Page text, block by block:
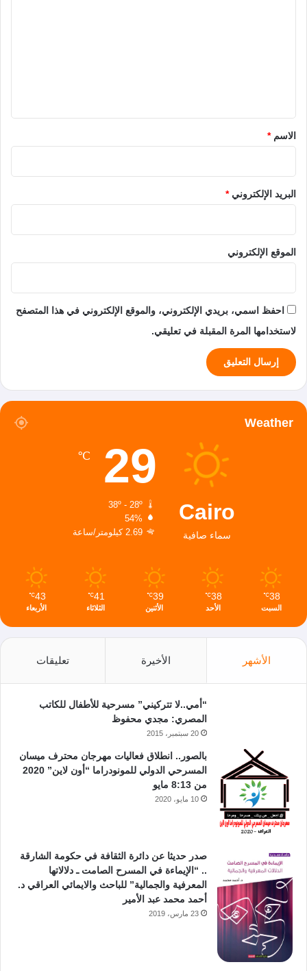
*الاسم*
البريد الإلكتروني*
الموقع الإلكتروني
احفظ اسمي، بريدي الإلكتروني، والموقع الإلكتروني في هذا المتصفح
لاستخدامها المرة المقبلة في تعليقي.
Weather
Cairo
سماء صافية
29
℃
38º - 28º
54%
2.69 كيلومتر/ساعة
38
℃
السبت
38
℃
الأحد
39
℃
الأثنين
41
℃
الثلاثاء
43
℃
الأربعاء
الأشهر الأخيرة تعليقات
“أمي..لا تتركيني” مسرحية للأطفال للكاتب
المصري: مجدي محفوظ
20 سبتمبر، 2015
بالصور.. انطلاق فعاليات مهرجان محترف ميسان
المسرحي الدولي للمونودراما “أون لاين” 2020
من 8:13 مايو
10 مايو، 2020
صدر حديثا عن دائرة الثقافة في حكومة الشارقة
.. “الإيماءة في المسرح الصامت ـ دلالاتها
المعرفية والجمالية” للباحث والايمائي العراقي د.
أحمد محمد عبد الأمير
23 مارس، 2019